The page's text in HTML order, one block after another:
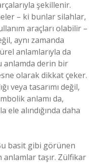
şekillenir.
– ki bunlar silahlar,
araçları olabilir –
aynı zamanda
anlamlarıyla da
anlamda derin bir
olarak dikkat çeker.
veya tasarımı değil,
anlamı da,
ele alındığında daha
basit gibi görünen
anlamlar taşır. Zülfikar